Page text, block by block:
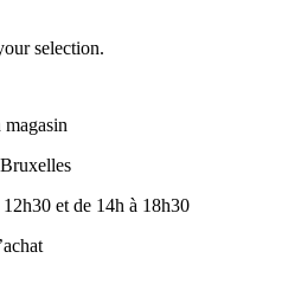
selection.
magasin
et de 14h à 18h30